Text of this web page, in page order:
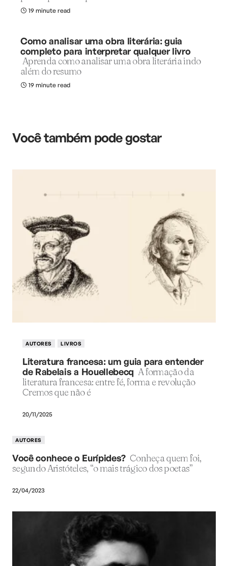
19 minute read
Como analisar uma obra literária: guia
completo para interpretar qualquer livro
Aprenda como analisar uma obra literária indo
além do resumo
19 minute read
Você também pode gostar
AUTORES LIVROS
Literatura francesa: um guia para entender
de Rabelais a Houellebecq A formação da
literatura francesa: entre fé, forma e revolução
Cremos que não é
20/11/2025
AUTORES
Você conhece o Eurípides? Conheça quem foi,
segundo Aristóteles, “o mais trágico dos poetas”
22/04/2023